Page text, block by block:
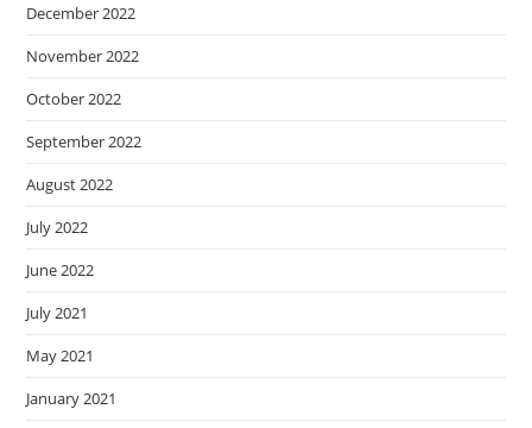
December 2022
November 2022
October 2022
September 2022
August 2022
July 2022
June 2022
July 2021
May 2021
January 2021